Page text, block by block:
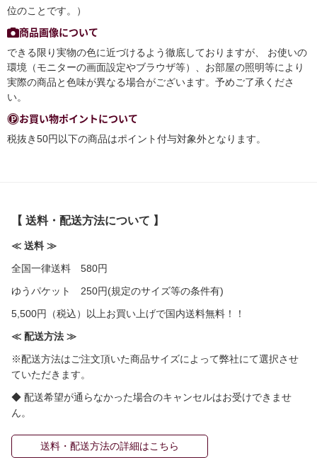
位のことです。）
商品画像について
できる限り実物の色に近づけるよう徹底しておりますが、 お使いの
環境（モニターの画面設定やブラウザ等）、お部屋の照明等により
実際の商品と色味が異なる場合がございます。予めご了承くださ
い。
お買い物ポイントについて
税抜き50円以下の商品はポイント付与対象外となります。
【 送料・配送方法について 】
≪ 送料 ≫
全国一律送料 580円
ゆうパケット 250円(規定のサイズ等の条件有)
5,500円（税込）以上お買い上げで国内送料無料！！
≪ 配送方法 ≫
※配送方法はご注文頂いた商品サイズによって弊社にて選択させ
ていただきます。
◆ 配送希望が通らなかった場合のキャンセルはお受けできませ
ん。
送料・配送方法の詳細はこちら